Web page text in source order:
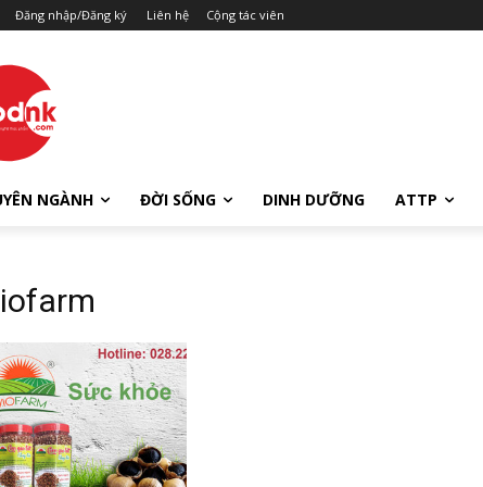
Đăng nhập/Đăng ký Liên hệ Cộng tác viên
NGÀNH ĐỜI SỐNG DINH DƯỠNG ATTP